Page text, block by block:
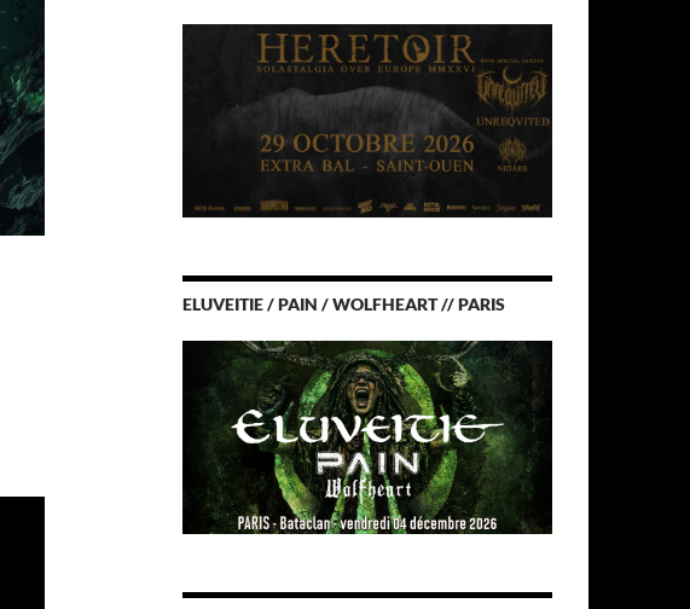
ELUVEITIE / PAIN / WOLFHEART // PARIS